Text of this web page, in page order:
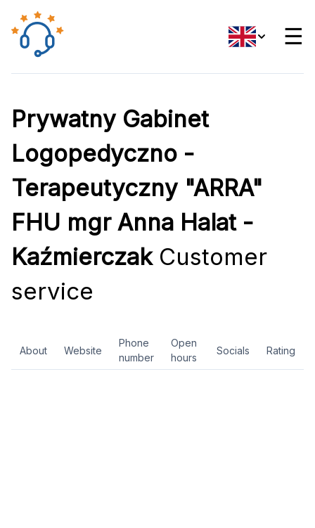
☰
Prywatny Gabinet
Logopedyczno -
Terapeutyczny "ARRA"
FHU mgr Anna Halat -
KaźmierczakCustomer
service
About Website
Phone
number
Open
hours
Socials Rating